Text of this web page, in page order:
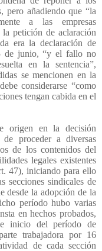
pero añadiendo que “la
a las empresas
petición de aclaración
era la declaración de
de junio, “y el fallo no
en la sentencia”,
se mencionen en la
considerarse “como
tengan cabida en el
origen en la decisión
proceder a diversas
de los contenidos del
legales existentes
47), iniciando para ello
secciones sindicales de
desde la adopción de la
período hubo varias
en hechos probados,
inicio del período de
trabajadora por 16
de cada sección